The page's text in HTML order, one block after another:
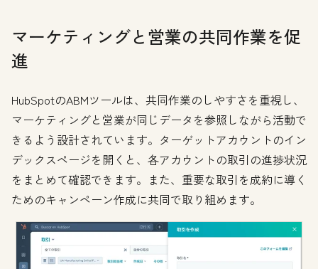
マーケティングと営業の共同作業を促
進
HubSpotのABMツールは、共同作業のしやすさを重視し、
マーケティングと営業が同じデータを参照しながら活動で
きるよう設計されています。ターゲットアカウントのイン
デックスページを開くと、各アカウントの取引の進捗状況
をまとめて確認できます。また、重要な取引を成約に導く
ためのキャンペーン作成に共同で取り組めます。